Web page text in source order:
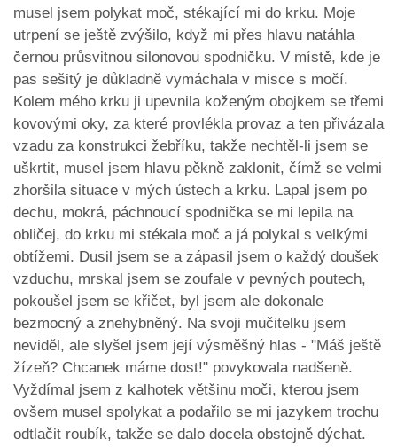
musel jsem polykat moč, stékající mi do krku. Moje
utrpení se ještě zvýšilo, když mi přes hlavu natáhla
černou průsvitnou silonovou spodničku. V místě, kde je
pas sešitý je důkladně vymáchala v misce s močí.
Kolem mého krku ji upevnila koženým obojkem se třemi
kovovými oky, za které provlékla provaz a ten přivázala
vzadu za konstrukci žebříku, takže nechtěl-li jsem se
uškrtit, musel jsem hlavu pěkně zaklonit, čímž se velmi
zhoršila situace v mých ústech a krku. Lapal jsem po
dechu, mokrá, páchnoucí spodnička se mi lepila na
obličej, do krku mi stékala moč a já polykal s velkými
obtížemi. Dusil jsem se a zápasil jsem o každý doušek
vzduchu, mrskal jsem se zoufale v pevných poutech,
pokoušel jsem se křičet, byl jsem ale dokonale
bezmocný a znehybněný. Na svoji mučitelku jsem
neviděl, ale slyšel jsem její výsměšný hlas - "Máš ještě
žízeň? Chcanek máme dost!" povykovala nadšeně.
Vyždímal jsem z kalhotek většinu moči, kterou jsem
ovšem musel spolykat a podařilo se mi jazykem trochu
odtlačit roubík, takže se dalo docela obstojně dýchat.